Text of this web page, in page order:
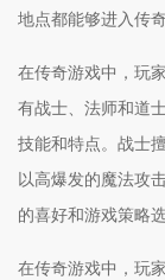
地点都能够进入传
在传奇游戏中，玩
有战士、法师和道
技能和特点。战士
以高爆发的魔法攻
的喜好和游戏策略
在传奇游戏中，玩